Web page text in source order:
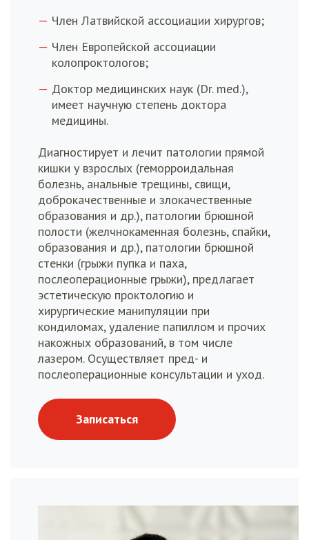
Член Латвийской ассоциации хирургов;
Член Европейской ассоциации
колопроктологов;
Доктор медицинских наук (Dr. med.),
имеет научную степень доктора
медицины.
Диагностирует и лечит патологии прямой
кишки у взрослых (геморроидальная
болезнь, анальные трещины, свищи,
доброкачественные и злокачественные
образования и др.), патологии брюшной
полости (желчнокаменная болезнь, спайки,
образования и др.), патологии брюшной
стенки (грыжи пупка и паха,
послеоперационные грыжи), предлагает
эстетическую проктологию и
хирургические манипуляции при
кондиломах, удаление папиллом и прочих
накожных образований, в том числе
лазером. Осуществляет пред- и
послеоперационные консультации и уход.
Записаться